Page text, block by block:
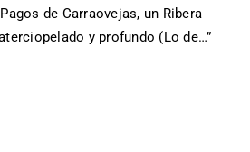
de Carraovejas, un Ribera
y profundo (Lo de…”